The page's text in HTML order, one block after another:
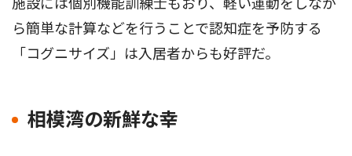
施設には個別機能訓練士もおり、軽い運動をしなが
ら簡単な計算などを行うことで認知症を予防する
「コグニサイズ」は入居者からも好評だ。
相模湾の新鮮な幸